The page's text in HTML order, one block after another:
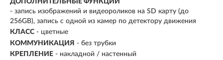
- запись изображений и видеороликов на SD карту (до
256GB), запись с одной из камер по детектору движения
КЛАСС - цветные
КОММУНИКАЦИЯ - без трубки
КРЕПЛЕНИЕ - накладной / настенный